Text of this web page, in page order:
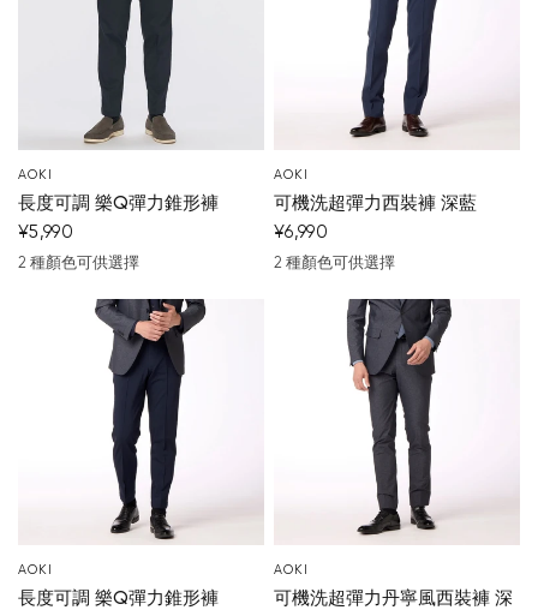
AOKI
長度可調 樂Q彈力錐形褲
¥5,990
深藍
灰
2 種顏色可供選擇
AOKI
可機洗超彈力西裝褲 深藍
¥6,990
深藍中灰
2 種顏色可供選擇
AOKI
長度可調 樂Q彈力錐形褲
AOKI
可機洗超彈力丹寧風西裝褲 深